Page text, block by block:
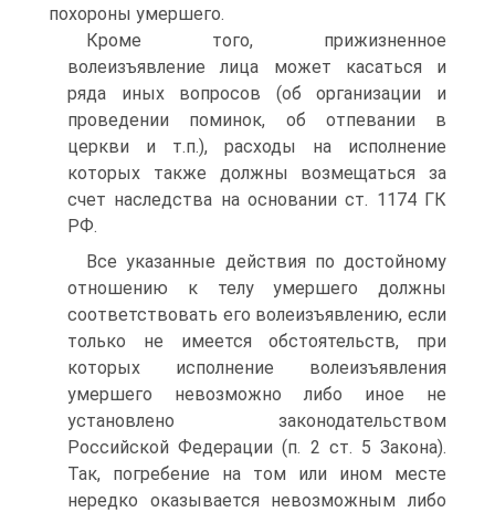
похороны умершего.
Кроме того, прижизненное
волеизъявление лица может касаться и
ряда иных вопросов (об организации и
проведении поминок, об отпевании в
церкви и т.п.), расходы на исполнение
которых также должны возмещаться за
счет наследства на основании ст. 1174 ГК
РФ.
Все указанные действия по достойному
отношению к телу умершего должны
соответствовать его волеизъявлению, если
только не имеется обстоятельств, при
которых исполнение волеизъявления
умершего невозможно либо иное не
установлено законодательством
Российской Федерации (п. 2 ст. 5 Закона).
Так, погребение на том или ином месте
нередко оказывается невозможным либо